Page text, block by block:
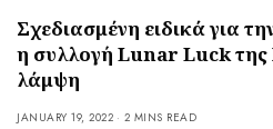
Σχεδιασμένη ειδικά για
η συλλογή Lunar Luck της
λάμψη
JANUARY 19, 2022 2 MINS READ